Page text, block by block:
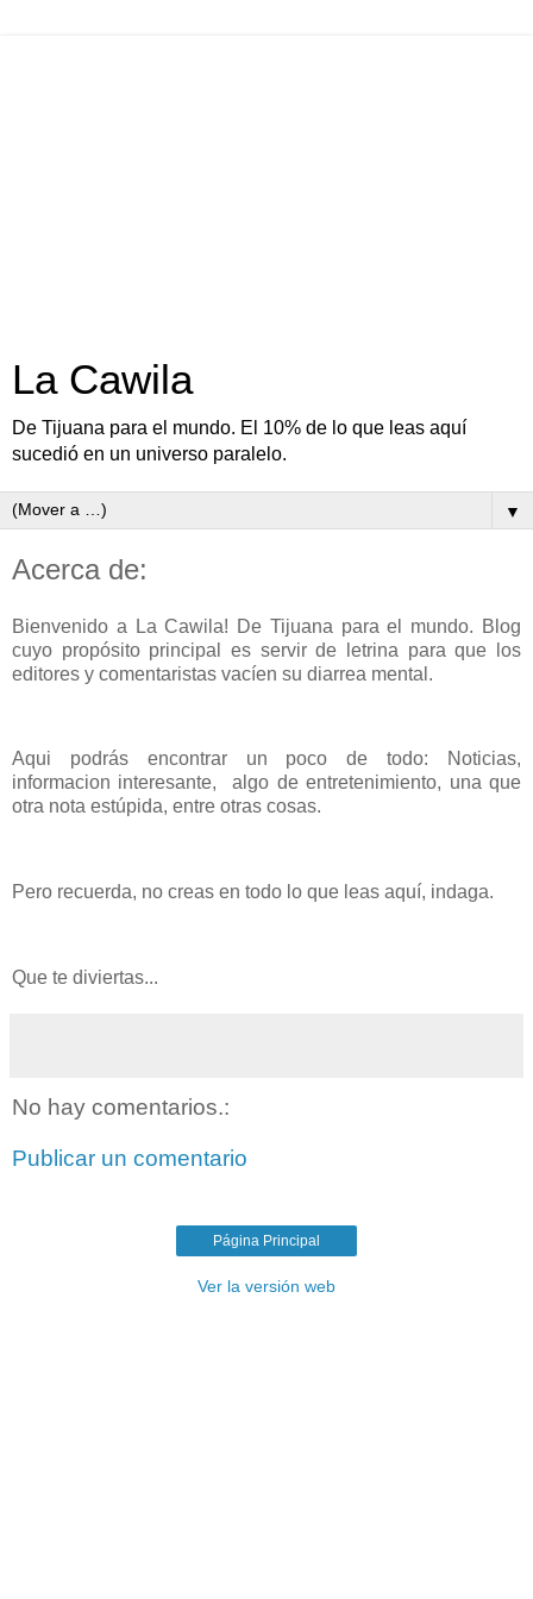
La Cawila
De Tijuana para el mundo. El 10% de lo que leas aquí
sucedió en un universo paralelo.
▼
Acerca de:
Bienvenido a La Cawila! De Tijuana para el mundo. Blog
cuyo propósito principal es servir de letrina para que los
editores y comentaristas vacíen su diarrea mental.
Aqui podrás encontrar un poco de todo: Noticias,
informacion interesante, algo de entretenimiento, una que
otra nota estúpida, entre otras cosas.
Pero recuerda, no creas en todo lo que leas aquí, indaga.
Que te diviertas...
No hay comentarios.:
Publicar un comentario
Página Principal
Ver la versión web